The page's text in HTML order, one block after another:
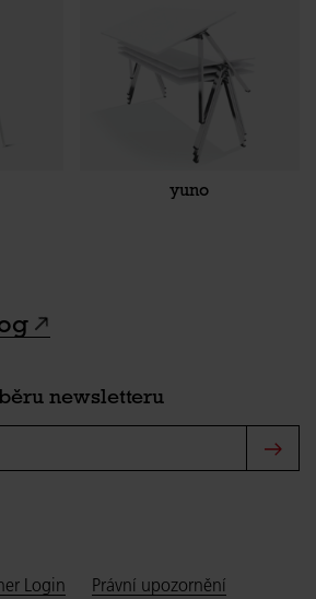
yuno
newsletteru
Login Právní upozornění